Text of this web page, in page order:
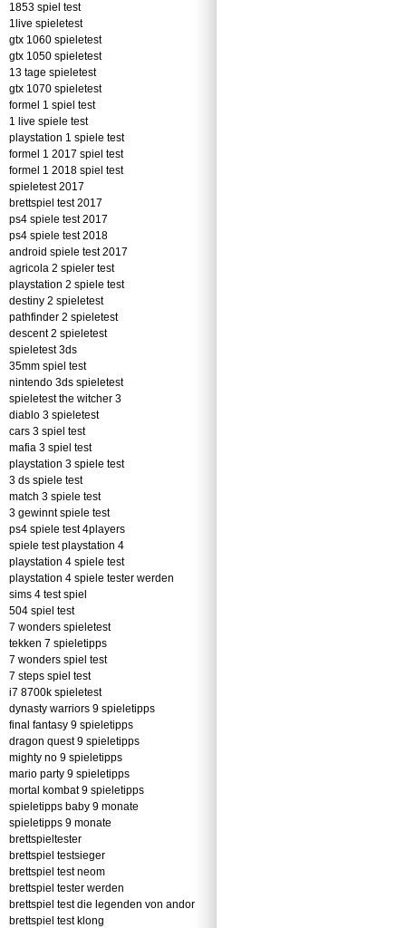
1853 spiel test
1live spieletest
gtx 1060 spieletest
gtx 1050 spieletest
13 tage spieletest
gtx 1070 spieletest
formel 1 spiel test
1 live spiele test
playstation 1 spiele test
formel 1 2017 spiel test
formel 1 2018 spiel test
spieletest 2017
brettspiel test 2017
ps4 spiele test 2017
ps4 spiele test 2018
android spiele test 2017
agricola 2 spieler test
playstation 2 spiele test
destiny 2 spieletest
pathfinder 2 spieletest
descent 2 spieletest
spieletest 3ds
35mm spiel test
nintendo 3ds spieletest
spieletest the witcher 3
diablo 3 spieletest
cars 3 spiel test
mafia 3 spiel test
playstation 3 spiele test
3 ds spiele test
match 3 spiele test
3 gewinnt spiele test
ps4 spiele test 4players
spiele test playstation 4
playstation 4 spiele test
playstation 4 spiele tester werden
sims 4 test spiel
504 spiel test
7 wonders spieletest
tekken 7 spieletipps
7 wonders spiel test
7 steps spiel test
i7 8700k spieletest
dynasty warriors 9 spieletipps
final fantasy 9 spieletipps
dragon quest 9 spieletipps
mighty no 9 spieletipps
mario party 9 spieletipps
mortal kombat 9 spieletipps
spieletipps baby 9 monate
spieletipps 9 monate
brettspieltester
brettspiel testsieger
brettspiel test neom
brettspiel tester werden
brettspiel test die legenden von andor
brettspiel test klong